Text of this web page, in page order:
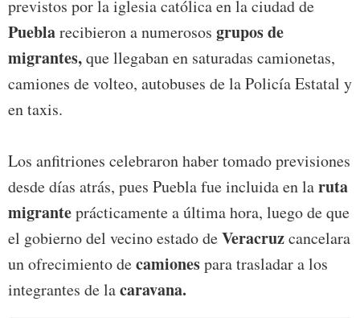
previstos por la iglesia católica en la ciudad de
Pueblarecibieron a numerosos grupos de
migrantes,que llegaban en saturadas camionetas,
camiones de volteo, autobuses de la Policía Estatal y
en taxis.
Los anfitriones celebraron haber tomado previsiones
desde días atrás, pues Puebla fue incluida en laruta
migranteprácticamente a última hora, luego de que
el gobierno del vecino estado deVeracruzcancelara
un ofrecimiento decamionespara trasladar a los
integrantes de lacaravana.